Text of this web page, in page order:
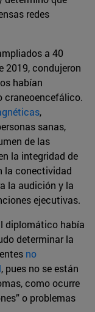
redes
a 40
2019, condujeron
habían
craneoencefálico.
,
sanas,
de las
la integridad de
la conectividad
la audición y la
ejecutivas.
diplomático había
determinar la
no
, pues no se están
como ocurre
o problemas